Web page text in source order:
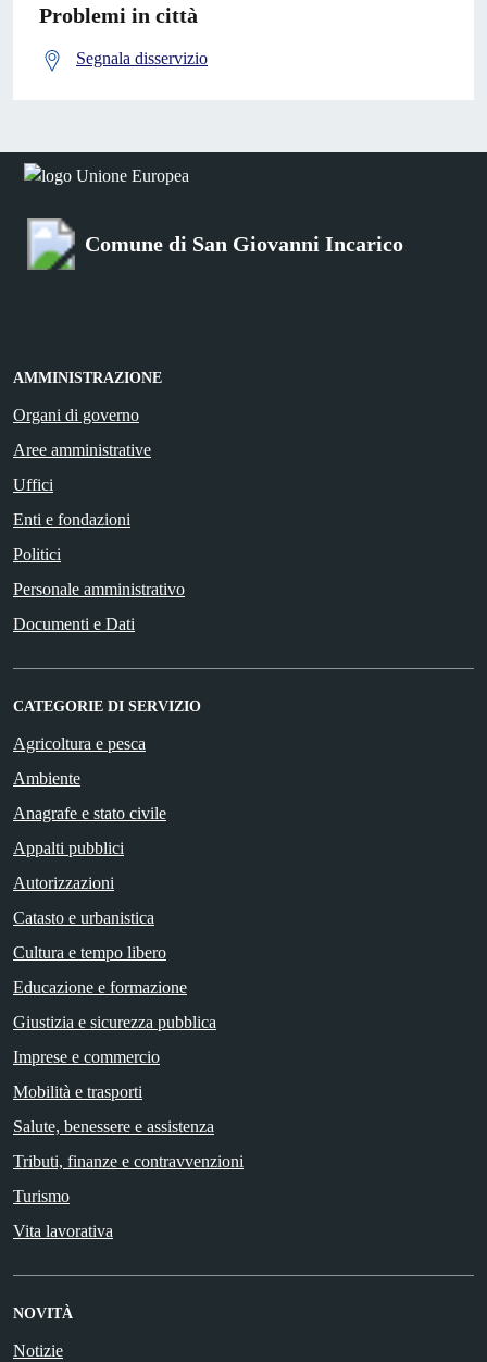
Problemi in città
Segnala disservizio
Comune di San Giovanni Incarico
AMMINISTRAZIONE
Organi di governo
Aree amministrative
Uffici
Enti e fondazioni
Politici
Personale amministrativo
Documenti e Dati
CATEGORIE DI SERVIZIO
Agricoltura e pesca
Ambiente
Anagrafe e stato civile
Appalti pubblici
Autorizzazioni
Catasto e urbanistica
Cultura e tempo libero
Educazione e formazione
Giustizia e sicurezza pubblica
Imprese e commercio
Mobilità e trasporti
Salute, benessere e assistenza
Tributi, finanze e contravvenzioni
Turismo
Vita lavorativa
NOVITÀ
Notizie